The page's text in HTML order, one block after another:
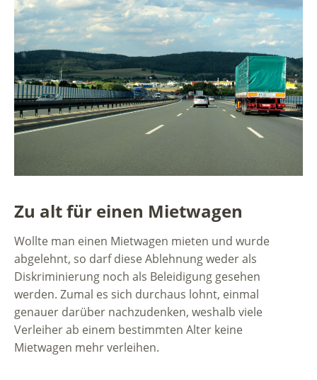
Zu alt für einen Mietwagen
Wollte man einen Mietwagen mieten und wurde
abgelehnt, so darf diese Ablehnung weder als
Diskriminierung noch als Beleidigung gesehen
werden. Zumal es sich durchaus lohnt, einmal
genauer darüber nachzudenken, weshalb viele
Verleiher ab einem bestimmten Alter keine
Mietwagen mehr verleihen.